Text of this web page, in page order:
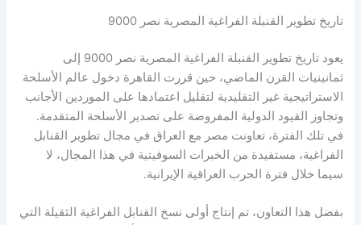
تاريخ تطوير القنبلة الفراغية المصرية نصر 9000
يعود تاريخ تطوير القنبلة الفراغية المصرية نصر 9000 إلى
ثمانينيات القرن الماضي، حين قررت القاهرة دخول عالم الأسلحة
الاستراتيجية غير التقليدية لتقليل اعتمادها على الموردين الأجانب
وتجاوز القيود الدولية المفروضة على تصدير الأسلحة المتقدمة.
في تلك الفترة، تعاونت مصر مع العراق في مجال تطوير القنابل
الفراغية، مستفيدة من الخبرات السوفيتية في هذا المجال، لا
سيما خلال فترة الحرب العراقية الإيرانية.
بفضل هذا التعاون، تم إنتاج أولى نسخ القنابل الفراغية الثقيلة التي